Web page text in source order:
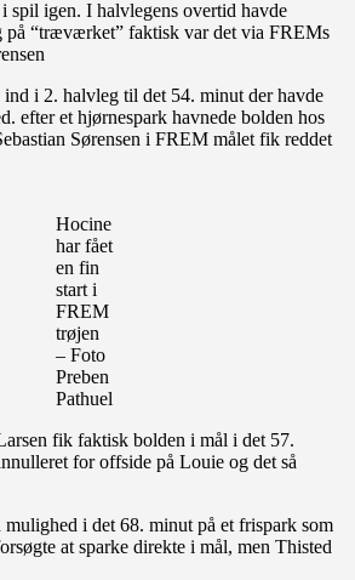
spil igen. I halvlegens overtid havde
på “træværket” faktisk var det via FREMs
ind i 2. halvleg til det 54. minut der havde
efter et hjørnespark havnede bolden hos
Sørensen i FREM målet fik reddet
Hocine
har fået
en fin
start i
FREM
trøjen
– Foto
Preben
Pathuel
fik faktisk bolden i mål i det 57.
for offside på Louie og det så
i det 68. minut på et frispark som
at sparke direkte i mål, men Thisted